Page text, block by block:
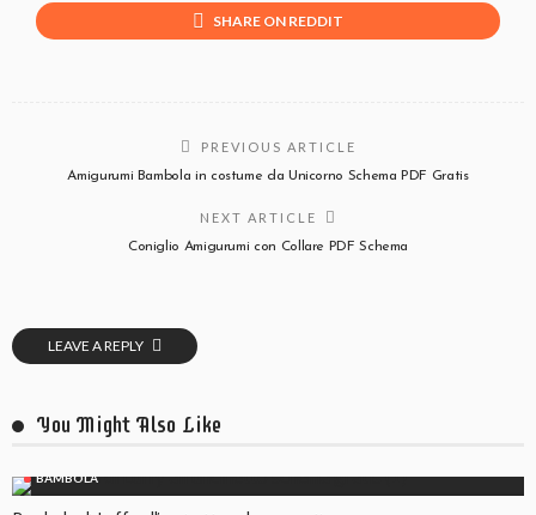
SHARE ON REDDIT
PREVIOUS ARTICLE
Amigurumi Bambola in costume da Unicorno Schema PDF Gratis
NEXT ARTICLE
Coniglio Amigurumi con Collare PDF Schema
LEAVE A REPLY
You Might Also Like
BAMBOLA